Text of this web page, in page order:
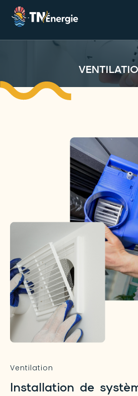
Ventilation
Installation de